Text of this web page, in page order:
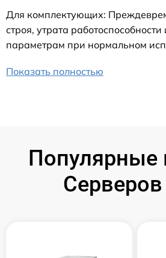
Для комплектующих:
строя, утрата
параметрам при нормальном
Показать полностью
Популярные
Серверов